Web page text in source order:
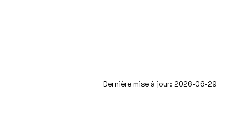
Dernière mise à jour: 2026-06-29